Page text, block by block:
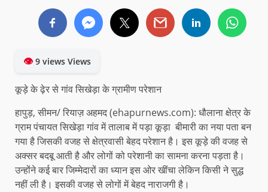
👁9 views Views
कूड़े के ढ़ेर से गांव सिखेड़ा के ग्रामीण परेशान
हापुड़, सीमन/ रियाज़ अहमद (ehapurnews.com): धौलाना क्षेत्र के
ग्राम पंचायत सिखेड़ा गांव में तालाब में पड़ा कूड़ा बीमारी का नया पता बन
गया है जिसकी वजह से क्षेत्रवासी बेहद परेशान है। इस कूड़े की वजह से
अक्सर बदबू आती है और लोगों को परेशानी का सामना करना पड़ता है।
उन्होंने कई बार जिम्मेदारों का ध्यान इस ओर खींचा लेकिन किसी ने सुद्ध
नहीं ली है। इसकी वजह से लोगों में बेहद नाराजगी है।